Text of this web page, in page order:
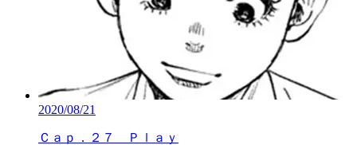
2020/08/21
Ｃａｐ．２７ Ｐｌａｙ